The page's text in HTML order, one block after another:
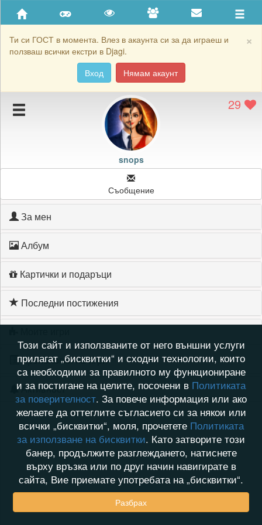
×
Ти си ГОСТ в момента. Влез в акаунта си за да играеш и
ползваш всички екстри в Djagi.
Вход
Нямам акаунт
Приятели
Хронология на игри
Подаръците на snops
Картичките на snops
29
snops
Съобщение
За мен
Албум
Картички и подаръци
Последни постижения
Хронология на игри
Активност
Този сайт и използваните от него външни услуги
прилагат „бисквитки“ и сходни технологии, които
са необходими за правилното му функциониране
и за постигане на целите, посочени в Политиката
за поверителност. За повече информация или ако
желаете да оттеглите съгласието си за някои или
всички „бисквитки“, моля, прочетете Политиката
за използване на бисквитки. Като затворите този
банер, продължите разглеждането, натиснете
върху връзка или по друг начин навигирате в
сайта, Вие приемате употребата на „бисквитки“.
Разбрах